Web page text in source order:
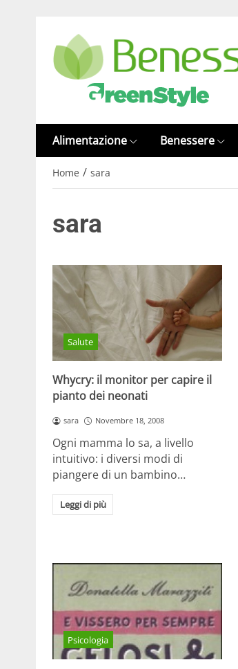
Alimentazione Benessere
Home / sara
sara
Salute
Whycry: il monitor per capire il
pianto dei neonati
sara Novembre 18, 2008
Ogni mamma lo sa, a livello
intuitivo: i diversi modi di
piangere di un bambino…
Leggi di più
Psicologia